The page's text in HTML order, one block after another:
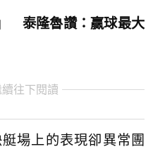
泰隆魯讚：贏球最大
往下閱讀
場上的表現卻異常團